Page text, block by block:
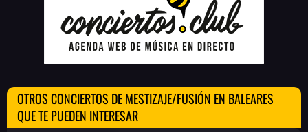
OTROS CONCIERTOS DE MESTIZAJE/FUSIÓN EN BALEARES
QUE TE PUEDEN INTERESAR